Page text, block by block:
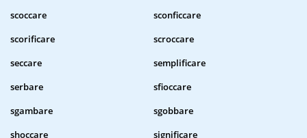
scoccare
sconficcare
scorificare
scroccare
seccare
semplificare
serbare
sfioccare
sgambare
sgobbare
shoccare
significare